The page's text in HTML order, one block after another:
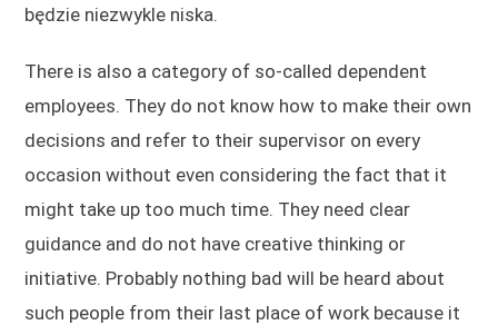
będzie niezwykle niska.
There is also a category of so-called dependent
employees. They do not know how to make their own
decisions and refer to their supervisor on every
occasion without even considering the fact that it
might take up too much time. They need clear
guidance and do not have creative thinking or
initiative. Probably nothing bad will be heard about
such people from their last place of work because it